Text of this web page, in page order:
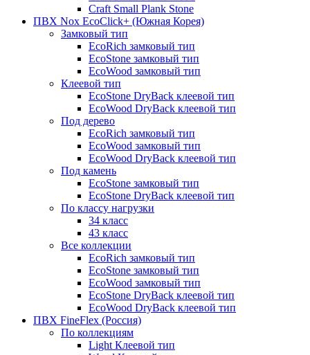
Craft Small Plank Stone
ПВХ Nox EcoClick+ (Южная Корея)
Замковый тип
EcoRich замковый тип
EcoStone замковый тип
EcoWood замковый тип
Клеевой тип
EcoStone DryBack клеевой тип
EcoWood DryBack клеевой тип
Под дерево
EcoRich замковый тип
EcoWood замковый тип
EcoWood DryBack клеевой тип
Под камень
EcoStone замковый тип
EcoStone DryBack клеевой тип
По классу нагрузки
34 класс
43 класс
Все коллекции
EcoRich замковый тип
EcoStone замковый тип
EcoWood замковый тип
EcoStone DryBack клеевой тип
EcoWood DryBack клеевой тип
ПВХ FineFlex (Россия)
По коллекциям
Light Клеевой тип